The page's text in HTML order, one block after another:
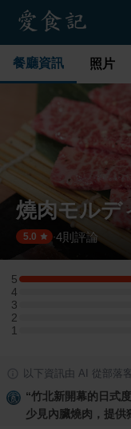
餐廳資訊 照片
燒肉モルデ
5.0 ·4則評論
5
5 星：1 則評論
4
4 星：0 則評論
3
3 星：0 則評論
2
2 星：0 則評論
1
1 星：0 則評論
以下資訊由 AI 從部落
“竹北新開幕的日式
少見內臟燒肉，提供